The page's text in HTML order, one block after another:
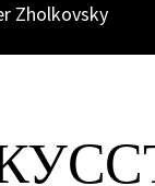
Zholkovsky